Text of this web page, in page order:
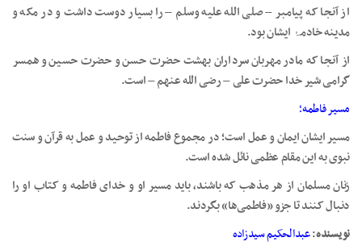
از آنجا که پيامبر – صلی الله علیه وسلم – را بسيار دوست داشت و در مکه و
مدينه خادمۂ ايشان بود.
از آنجا که مادر مهربان سرداران بهشت حضرت حسن و حضرت حسين و همسر
گرامی شير خدا حضرت علی – رضی الله عنهم – است.
مسير فاطمه؛
مسير ايشان ايمان و عمل است؛ در مجموع فاطمه از توحيد و عمل به قرآن و سنت
نبوی به اين مقام عظمی نائل شده است.
زنان مسلمان از هر مذهب که باشند، بايد مسير او و خدای فاطمه و کتاب او را
دنبال کنند تا جزو «فاطمی‌ها» بگردند.
نویسنده:عبدالحکیم سیدزاده